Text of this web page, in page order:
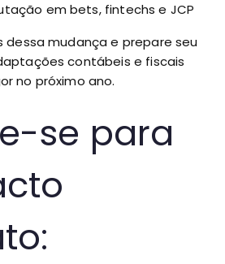
em bets, fintechs e JCP
dessa mudança e prepare seu
contábeis e fiscais
no próximo ano.
se para